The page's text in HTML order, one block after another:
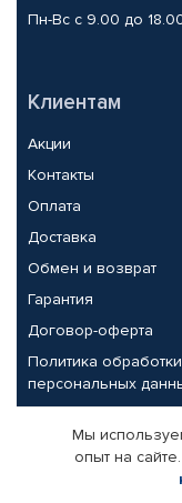
Пн-Вс с 9.00 до
Клиентам
Акции
Контакты
Оплата
Доставка
Обмен и возврат
Гарантия
Договор-оферта
Политика обработки
персональных
Партнерам
Корпоративным
Мы
опыт на